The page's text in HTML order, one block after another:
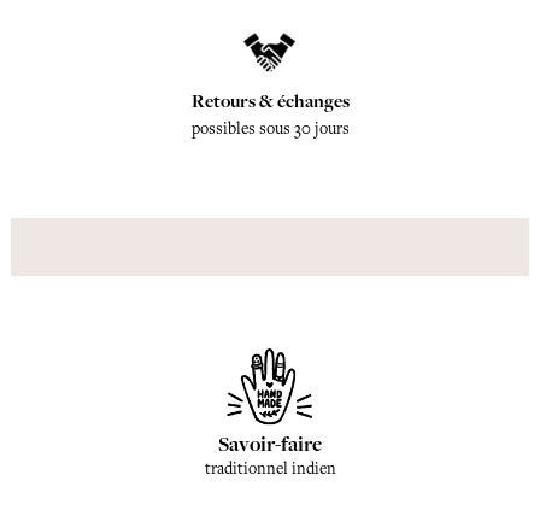
Retours & échanges
possibles sous 30 jours
Savoir-faire
traditionnel indien